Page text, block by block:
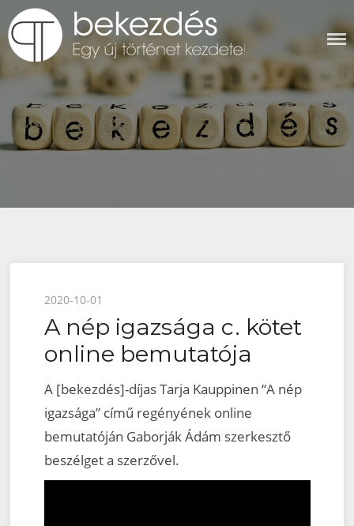
Skip
to
content
BEKEZDÉS
Posted
on
2020-10-01
A nép igazsága c. kötet
online bemutatója
A [bekezdés]-díjas Tarja Kauppinen “A nép
igazsága” című regényének online
bemutatóján Gaborják Ádám szerkesztő
beszélget a szerzővel.